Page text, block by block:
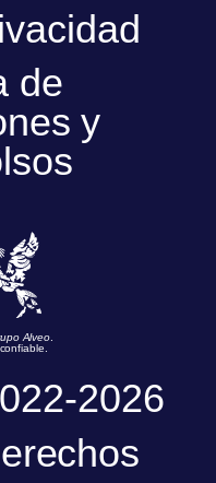
de
y
Alveo
2026